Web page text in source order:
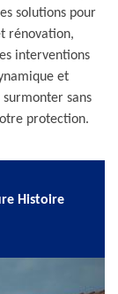
solutions pour
rénovation,
interventions
et
surmonter sans
protection.
Histoire